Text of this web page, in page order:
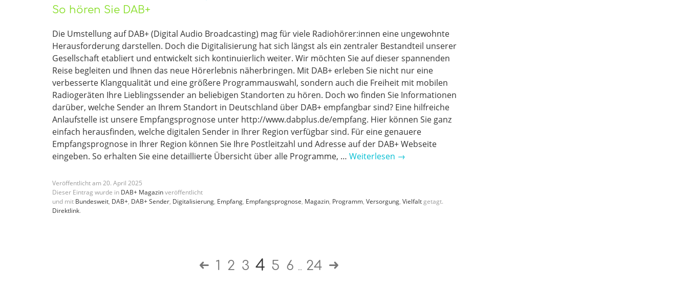
So hören Sie DAB+
Die Umstellung auf DAB+ (Digital Audio Broadcasting) mag für viele Radiohörer:innen eine ungewohnte
Herausforderung darstellen. Doch die Digitalisierung hat sich längst als ein zentraler Bestandteil unserer
Gesellschaft etabliert und entwickelt sich kontinuierlich weiter. Wir möchten Sie auf dieser spannenden
Reise begleiten und Ihnen das neue Hörerlebnis näherbringen. Mit DAB+ erleben Sie nicht nur eine
verbesserte Klangqualität und eine größere Programmauswahl, sondern auch die Freiheit mit mobilen
Radiogeräten Ihre Lieblingssender an beliebigen Standorten zu hören. Doch wo finden Sie Informationen
darüber, welche Sender an Ihrem Standort in Deutschland über DAB+ empfangbar sind? Eine hilfreiche
Anlaufstelle ist unsere Empfangsprognose unter http://www.dabplus.de/empfang. Hier können Sie ganz
einfach herausfinden, welche digitalen Sender in Ihrer Region verfügbar sind. Für eine genauere
Empfangsprognose in Ihrer Region können Sie Ihre Postleitzahl und Adresse auf der DAB+ Webseite
eingeben. So erhalten Sie eine detaillierte Übersicht über alle Programme, … Weiterlesen →
Veröffentlicht am 20. April 2025
Dieser Eintrag wurde in DAB+ Magazinveröffentlicht
und mit Bundesweit, DAB+, DAB+ Sender, Digitalisierung, Empfang, Empfangsprognose, Magazin, Programm, Versorgung, Vielfalt getagt.
Direktlink.
1 2 3 4 5 6 … 24